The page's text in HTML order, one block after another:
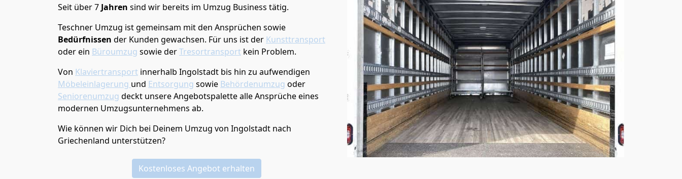
Seit über7 Jahren sind wir bereits im Umzug Business tätig.
Teschner Umzug ist gemeinsam mit den Ansprüchen sowie
Bedürfnissen der Kunden gewachsen. Für uns ist der Kunsttransport
oder ein Büroumzug sowie derTresortransport kein Problem.
Von Klaviertransport innerhalb Ingolstadt bis hin zu aufwendigen
Möbeleinlagerung und Entsorgung sowie Behördenumzug oder
Seniorenumzug deckt unsere Angebotspalette alle Ansprüche eines
modernen Umzugsunternehmens ab.
Wie können wir Dich bei Deinem Umzug von Ingolstadt nach
Griechenland unterstützen?
Kostenloses Angebot erhalten